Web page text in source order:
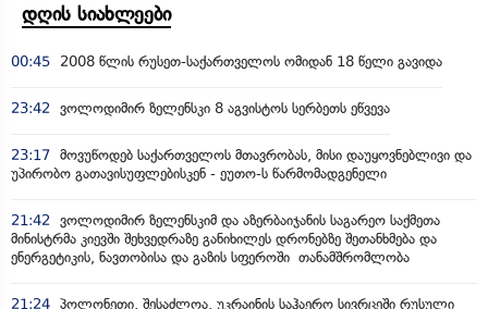
დღის სიახლეები
00:45 2008 წლის რუსეთ-საქართველოს ომიდან 18 წელი გავიდა
23:42 ვოლოდიმირ ზელენსკი 8 აგვისტოს სერბეთს ეწვევა
23:17 მოვუწოდებ საქართველოს მთავრობას, მისი დაუყოვნებლივი და
უპირობო გათავისუფლებისკენ - ეუთო-ს წარმომადგენელი
21:42
ვოლოდიმირ ზელენსკიმ და აზერბაიჯანის საგარეო საქმეთა
მინისტრმა კიევში შეხვედრაზე განიხილეს დრონებზე შეთანხმება და
ენერგეტიკის, ნავთობისა და გაზის სფეროში თანამშრომლობა
21:24 პოლონეთი, შესაძლოა, უკრაინის საჰაერო სივრცეში რუსული